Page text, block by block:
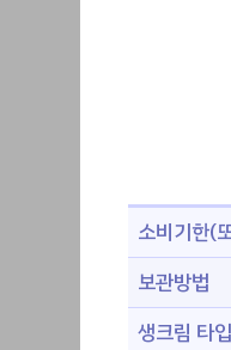
소비기한(
보관방법
생크림 타입